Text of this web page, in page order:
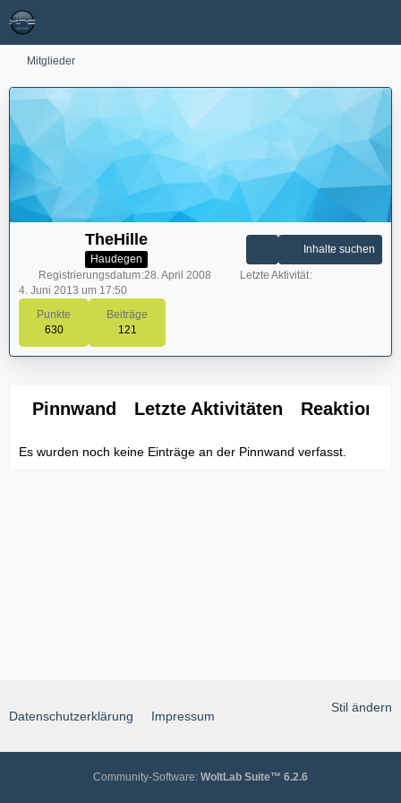
Mitglieder
TheHille
Haudegen
Punkte
630
Beiträge
121
Inhalte suchen
Registrierungsdatum 28. April 2008
Letzte Aktivität
4. Juni 2013 um 17:50
Pinnwand Letzte Aktivitäten Reaktionen
Es wurden noch keine Einträge an der Pinnwand verfasst.
Stil ändern
Datenschutzerklärung Impressum
Community-Software: WoltLab Suite™ 6.2.6